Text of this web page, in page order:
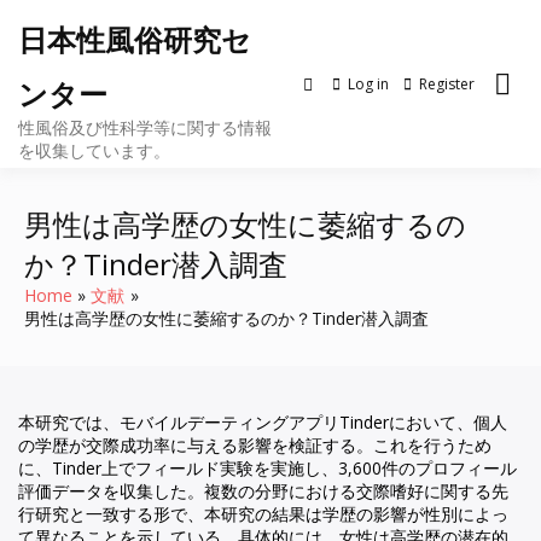
content
日本性風俗研究セ
ンター
性風俗及び性科学等に関する情報
を収集しています。
Log in Register
男性は高学歴の女性に萎縮するの
か？Tinder潜入調査
Home
文献
男性は高学歴の女性に萎縮するのか？Tinder潜入調査
本研究では、モバイルデーティングアプリTinderにおいて、個人
の学歴が交際成功率に与える影響を検証する。これを行うため
に、Tinder上でフィールド実験を実施し、3,600件のプロフィール
評価データを収集した。複数の分野における交際嗜好に関する先
行研究と一致する形で、本研究の結果は学歴の影響が性別によっ